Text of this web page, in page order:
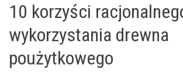
10 korzyści
wykorzystania drewna
poużytkowego